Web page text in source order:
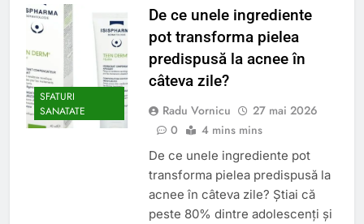
SFATURI
SANATATE
De ce unele ingrediente
pot transforma pielea
predispusă la acnee în
câteva zile?
Radu Vornicu
27 mai 2026
0
4 mins mins
De ce unele ingrediente pot
transforma pielea predispusă la
acnee în câteva zile? Știai că
peste 80% dintre adolescenți și